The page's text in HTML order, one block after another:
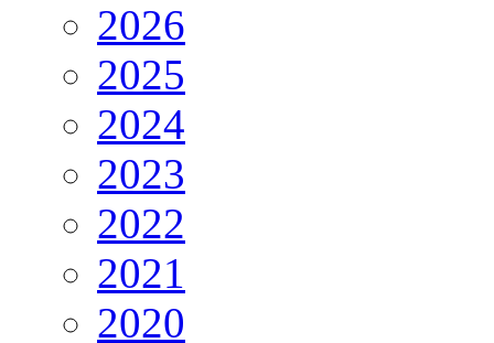
2026
2025
2024
2023
2022
2021
2020